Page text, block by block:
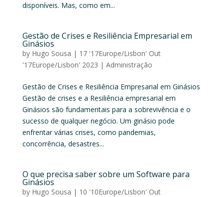
disponíveis. Mas, como em...
Gestão de Crises e Resiliência Empresarial em
Ginásios
by Hugo Sousa | 17 '17Europe/Lisbon' Out
'17Europe/Lisbon' 2023 | Administração
Gestão de Crises e Resiliência Empresarial em Ginásios
Gestão de crises e a Resiliência empresarial em
Ginásios são fundamentais para a sobrevivência e o
sucesso de qualquer negócio. Um ginásio pode
enfrentar várias crises, como pandemias,
concorrência, desastres...
O que precisa saber sobre um Software para
Ginásios
by Hugo Sousa | 10 '10Europe/Lisbon' Out